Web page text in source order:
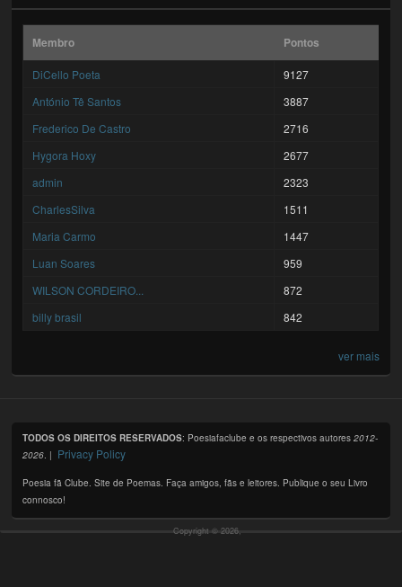
Membro Pontos
DiCello Poeta
9127
António Tê Santos
3887
Frederico De Castro
2716
Hygora Hoxy
2677
admin
2323
CharlesSilva
1511
Maria Carmo
1447
Luan Soares
959
WILSON CORDEIRO...
872
billy brasil
842
ver mais
TODOS OS DIREITOS RESERVADOS: Poesiafaclube e os respectivos autores2012-
2026 . | Privacy Policy
Poesia fã Clube. Site de Poemas. Faça amigos, fãs e leitores. Publique o seu Livro
connosco!
Copyright © 2026,